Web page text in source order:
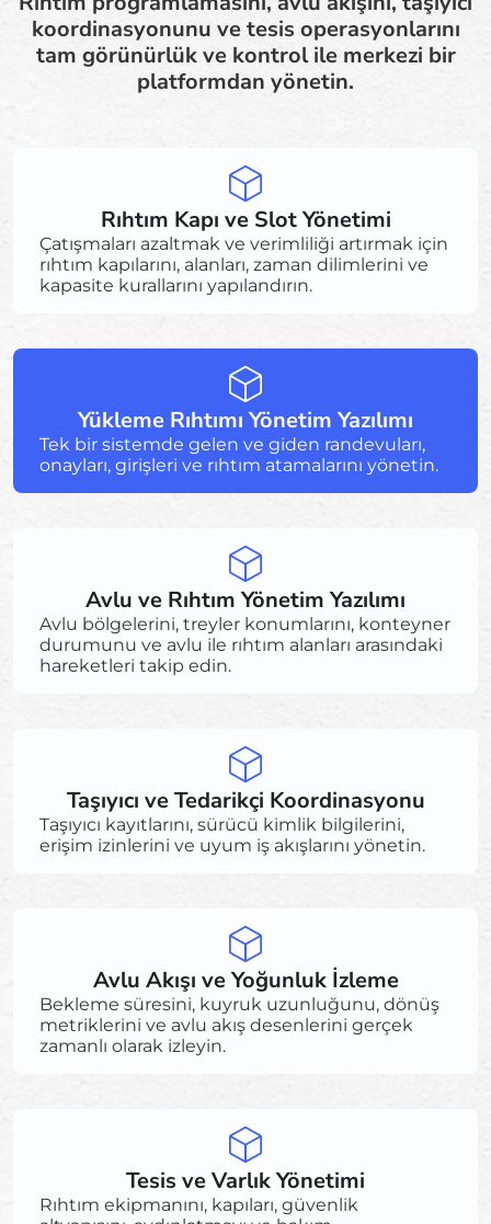
koordinasyonunu ve tesis operasyonlarını
tam görünürlük ve kontrol ile merkezi bir
platformdan yönetin.
Rıhtım Kapı ve Slot Yönetimi
Çatışmaları azaltmak ve verimliliği artırmak için
rıhtım kapılarını, alanları, zaman dilimlerini ve
kapasite kurallarını yapılandırın.
Yükleme Rıhtımı Yönetim Yazılımı
Tek bir sistemde gelen ve giden randevuları,
onayları, girişleri ve rıhtım atamalarını yönetin.
Avlu ve Rıhtım Yönetim Yazılımı
Avlu bölgelerini, treyler konumlarını, konteyner
durumunu ve avlu ile rıhtım alanları arasındaki
hareketleri takip edin.
Taşıyıcı ve Tedarikçi Koordinasyonu
Taşıyıcı kayıtlarını, sürücü kimlik bilgilerini,
erişim izinlerini ve uyum iş akışlarını yönetin.
Avlu Akışı ve Yoğunluk İzleme
Bekleme süresini, kuyruk uzunluğunu, dönüş
metriklerini ve avlu akış desenlerini gerçek
zamanlı olarak izleyin.
Tesis ve Varlık Yönetimi
Rıhtım ekipmanını, kapıları, güvenlik